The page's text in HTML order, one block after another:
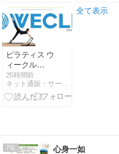
ピラティス ウ
ィークル
（WECLE）
はサーキット
型マシンピラ
25時間前
ネット通販・サービスはおすすめ？口コミ評判情報局
全て表示
7 心身一如